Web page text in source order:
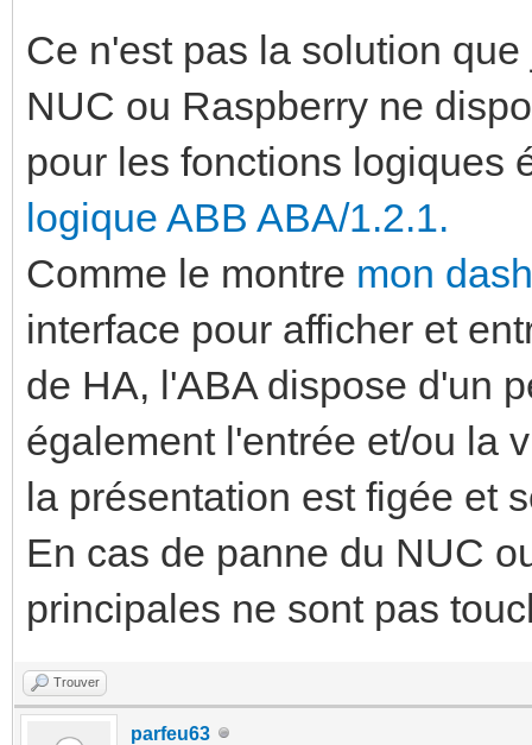
Ce n'est pas la solution
NUC ou Raspberry ne
pour les fonctions logiques
logique ABB ABA/1.2.1.
Comme le montre mon
interface pour afficher et
de HA, l'ABA dispose d'un
également l'entrée et/ou la
la présentation est figée et
En cas de panne du NUC
principales ne sont pas
Trouver
parfeu63